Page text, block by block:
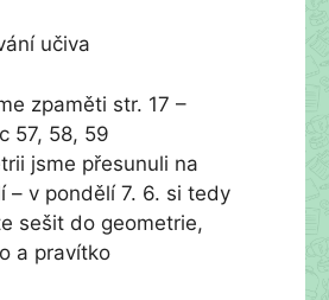
učiva
zpaměti str. 17 –
57, 58, 59
jsme přesunuli na
– v pondělí 7. 6. si tedy
sešit do geometrie,
a pravítko